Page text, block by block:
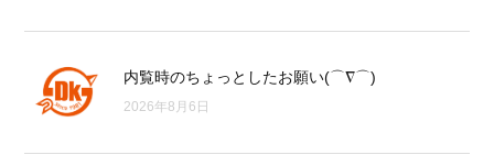
内覧時のちょっとしたお願い(⌒∇⌒)
2026年8月6日